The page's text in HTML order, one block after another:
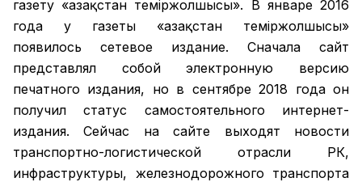
газету «Қазақстан темiржолшысы». В январе 2016
года у газеты «Қазақстан теміржолшысы»
появилось сетевое издание. Сначала сайт
представлял собой электронную версию
печатного издания, но в сентябре 2018 года он
получил статус самостоятельного интернет-
издания. Сейчас на сайте выходят новости
транспортно-логистической отрасли РК,
инфраструктуры, железнодорожного транспорта